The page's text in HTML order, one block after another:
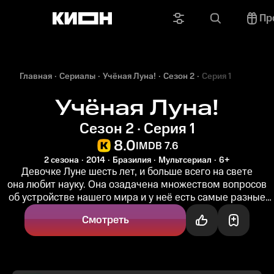
Главная Сериалы Учёная Луна! Сезон 2 Серия 1
Учёная Луна!
Сезон 2 · Серия 1
8.0IMDB 7.6
2 сезона 2014 Бразилия Мультсериал 6+
Девочке Луне шесть лет, и больше всего на свете
она любит науку. Она озадачена множеством вопросов
об устройстве нашего мира и у неё есть самые разные
гипотезы на этот счёт...
Смотреть